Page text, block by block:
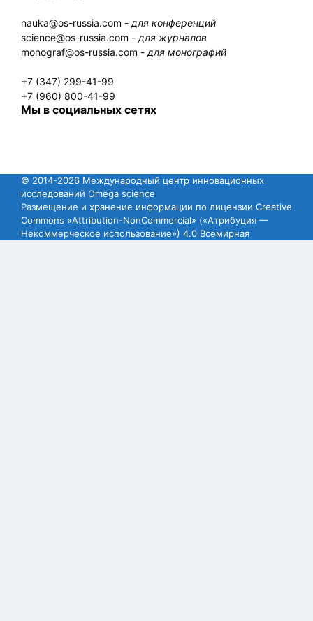
nauka@os-russia.com - для конференций
science@os-russia.com - для журналов
monograf@os-russia.com - для монографий
+7 (347) 299-41-99
+7 (960) 800-41-99
Мы в социальных сетях
© 2014-2026 Международный центр инновационных
исследований Omega science
Размещение и хранение информации по лицензии Creative
Commons «Attribution-NonCommercial» («Атрибуция —
Некоммерческое использование») 4.0 Всемирная